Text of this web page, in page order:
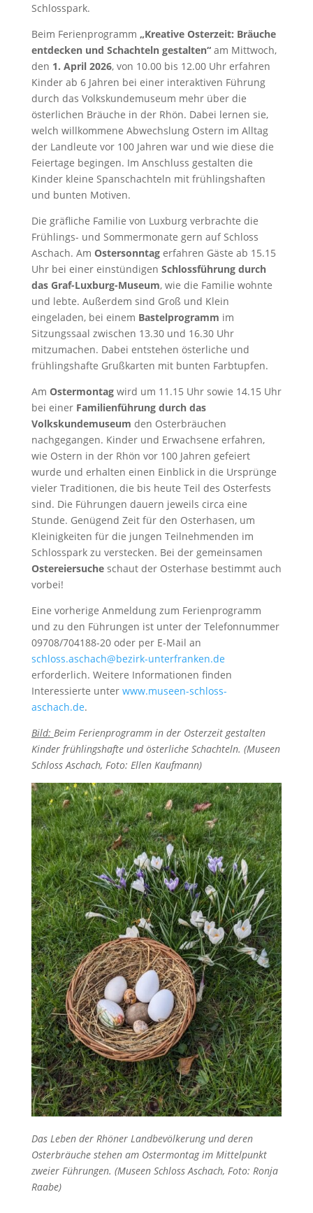
Schlosspark.
Beim Ferienprogramm „Kreative Osterzeit: Bräuche
entdecken und Schachteln gestalten“am Mittwoch,
den 1. April 2026, von 10.00 bis 12.00 Uhr erfahren
Kinder ab 6 Jahren bei einer interaktiven Führung
durch das Volkskundemuseum mehr über die
österlichen Bräuche in der Rhön. Dabei lernen sie,
welch willkommene Abwechslung Ostern im Alltag
der Landleute vor 100 Jahren war und wie diese die
Feiertage begingen. Im Anschluss gestalten die
Kinder kleine Spanschachteln mit frühlingshaften
und bunten Motiven.
Die gräfliche Familie von Luxburg verbrachte die
Frühlings- und Sommermonate gern auf Schloss
Aschach. Am Ostersonntagerfahren Gäste ab 15.15
Uhr bei einer einstündigen Schlossführung durch
das Graf-Luxburg-Museum, wie die Familie wohnte
und lebte. Außerdem sind Groß und Klein
eingeladen, bei einem Bastelprogramm im
Sitzungssaal zwischen 13.30 und 16.30 Uhr
mitzumachen. Dabei entstehen österliche und
frühlingshafte Grußkarten mit bunten Farbtupfen.
Am Ostermontagwird um 11.15 Uhr sowie 14.15 Uhr
bei einer Familienführung durch das
Volkskundemuseum den Osterbräuchen
nachgegangen. Kinder und Erwachsene erfahren,
wie Ostern in der Rhön vor 100 Jahren gefeiert
wurde und erhalten einen Einblick in die Ursprünge
vieler Traditionen, die bis heute Teil des Osterfests
sind. Die Führungen dauern jeweils circa eine
Stunde. Genügend Zeit für den Osterhasen, um
Kleinigkeiten für die jungen Teilnehmenden im
Schlosspark zu verstecken. Bei der gemeinsamen
Ostereiersucheschaut der Osterhase bestimmt auch
vorbei!
Eine vorherige Anmeldung zum Ferienprogramm
und zu den Führungen ist unter der Telefonnummer
09708/704188-20 oder per E-Mail an
schloss.aschach@bezirk-unterfranken.de
erforderlich. Weitere Informationen finden
Interessierte unter www.museen-schloss-
aschach.de.
Bild: Beim Ferienprogramm in der Osterzeit gestalten
Kinder frühlingshafte und österliche Schachteln. (Museen
Schloss Aschach, Foto: Ellen Kaufmann)
Das Leben der Rhöner Landbevölkerung und deren
Osterbräuche stehen am Ostermontag im Mittelpunkt
zweier Führungen. (Museen Schloss Aschach, Foto: Ronja
Raabe)